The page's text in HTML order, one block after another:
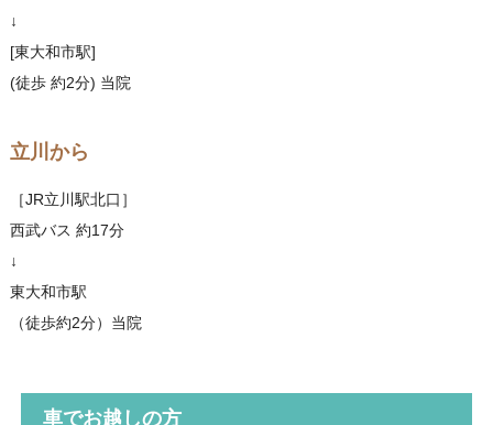
↓
[東大和市駅]
(徒歩 約2分) 当院
立川から
［JR立川駅北口］
西武バス 約17分
↓
東大和市駅
（徒歩約2分）当院
車でお越しの方